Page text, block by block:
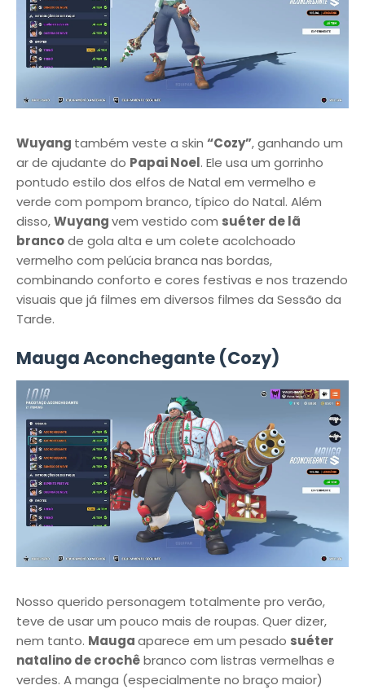
Wuyang também veste a skin “Cozy”, ganhando um
ar de ajudante do Papai Noel. Ele usa um gorrinho
pontudo estilo dos elfos de Natal em vermelho e
verde com pompom branco, típico do Natal. Além
disso,Wuyangvem vestido com suéter de lã
brancode gola alta e um colete acolchoado
vermelho com pelúcia branca nas bordas,
combinando conforto e cores festivas e nos trazendo
visuais que já filmes em diversos filmes da Sessão da
Tarde.
Mauga Aconchegante (Cozy)
Nosso querido personagem totalmente pro verão,
teve de usar um pouco mais de roupas. Quer dizer,
nem tanto. Maugaaparece em um pesado suéter
natalino de crochêbranco com listras vermelhas e
verdes. A manga (especialmente no braço maior)